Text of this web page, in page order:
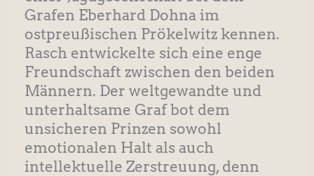
Grafen Eberhard Dohna im
ostpreußischen Prökelwitz kennen.
Rasch entwickelte sich eine enge
Freundschaft zwischen den beiden
Männern. Der weltgewandte und
unterhaltsame Graf bot dem
unsicheren Prinzen sowohl
emotionalen Halt als auch
intellektuelle Zerstreuung, denn